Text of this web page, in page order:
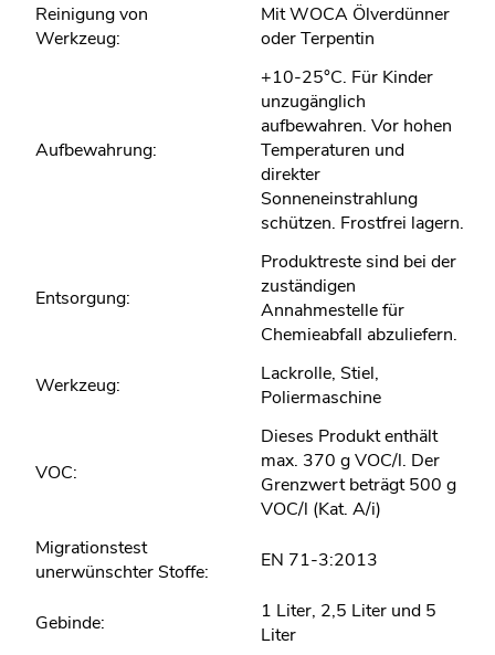
Reinigung von
Werkzeug:
Mit WOCA Ölverdünner
oder Terpentin
Aufbewahrung:
+10-25°C. Für Kinder
unzugänglich
aufbewahren. Vor hohen
Temperaturen und
direkter
Sonneneinstrahlung
schützen. Frostfrei lagern.
Entsorgung:
Produktreste sind bei der
zuständigen
Annahmestelle für
Chemieabfall abzuliefern.
Werkzeug:
Lackrolle, Stiel,
Poliermaschine
VOC:
Dieses Produkt enthält
max. 370 g VOC/l. Der
Grenzwert beträgt 500 g
VOC/l (Kat. A/i)
Migrationstest
unerwünschter Stoffe:
EN 71-3:2013
Gebinde:
1 Liter, 2,5 Liter und 5
Liter